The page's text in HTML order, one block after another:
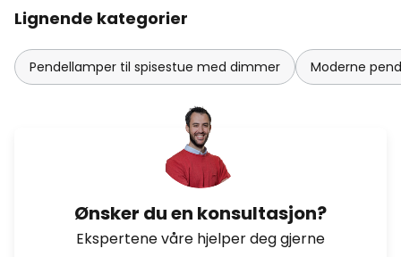
Lignende kategorier
Pendellamper til spisestue med dimmer Moderne
Ønsker du en konsultasjon?
Ekspertene våre hjelper deg gjerne